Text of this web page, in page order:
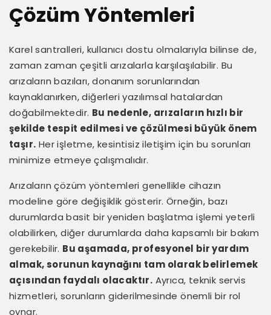
Çözüm Yöntemleri
Karel santralleri, kullanıcı dostu olmalarıyla bilinse de,
zaman zaman çeşitli arızalarla karşılaşılabilir. Bu
arızaların bazıları, donanım sorunlarından
kaynaklanırken, diğerleri yazılımsal hatalardan
doğabilmektedir. Bu nedenle, arızaların hızlı bir
şekilde tespit edilmesi ve çözülmesi büyük önem
taşır. Her işletme, kesintisiz iletişim için bu sorunları
minimize etmeye çalışmalıdır.
Arızaların çözüm yöntemleri genellikle cihazın
modeline göre değişiklik gösterir. Örneğin, bazı
durumlarda basit bir yeniden başlatma işlemi yeterli
olabilirken, diğer durumlarda daha kapsamlı bir bakım
gerekebilir. Bu aşamada, profesyonel bir yardım
almak, sorunun kaynağını tam olarak belirlemek
açısından faydalı olacaktır. Ayrıca, teknik servis
hizmetleri, sorunların giderilmesinde önemli bir rol
oynar.